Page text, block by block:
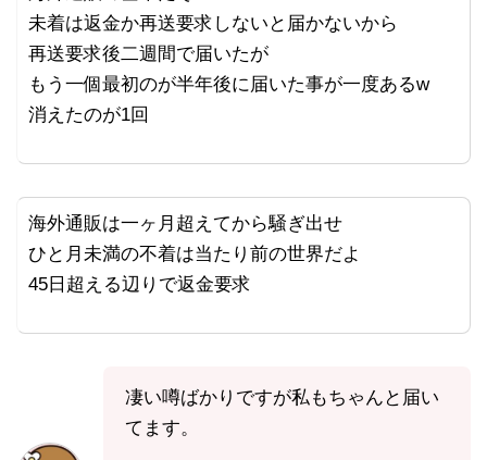
未着は返金か再送要求しないと届かないから
再送要求後二週間で届いたが
もう一個最初のが半年後に届いた事が一度あるw
消えたのが1回
海外通販は一ヶ月超えてから騒ぎ出せ
ひと月未満の不着は当たり前の世界だよ
45日超える辺りで返金要求
凄い噂ばかりですが私もちゃんと届い
てます。